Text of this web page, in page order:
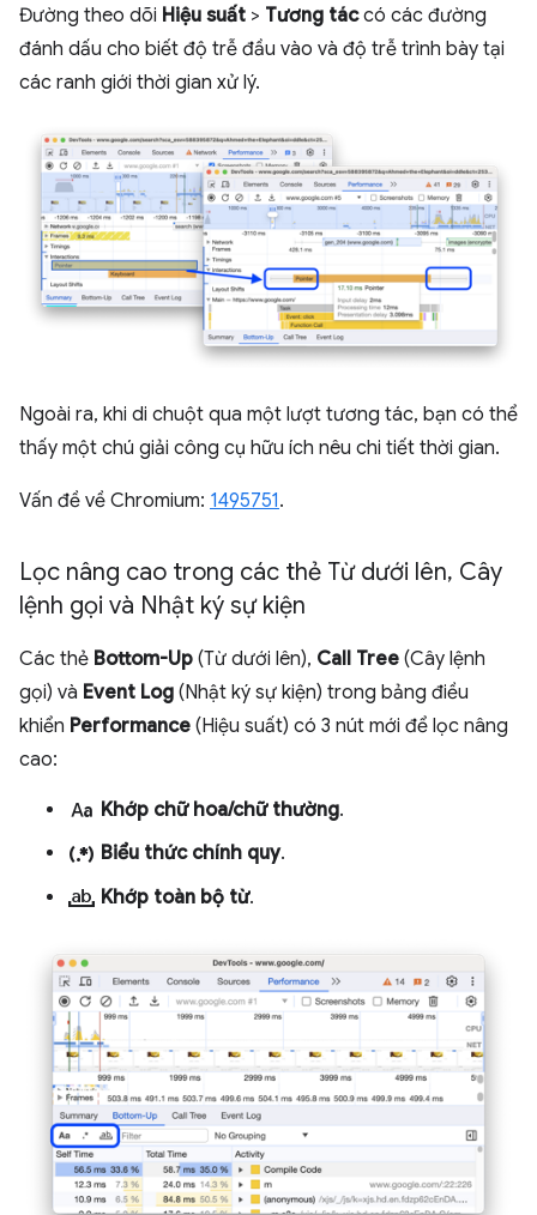
Đường theo dõi Hiệu suất > Tương táccó các đường
đánh dấu cho biết độ trễ đầu vào và độ trễ trình bày tại
các ranh giới thời gian xử lý.
Ngoài ra, khi di chuột qua một lượt tương tác, bạn có thể
thấy một chú giải công cụ hữu ích nêu chi tiết thời gian.
Vấn đề về Chromium: 1495751.
Lọc nâng cao trong các thẻ Từ dưới lên, Cây
lệnh gọi và Nhật ký sự kiện
Các thẻ Bottom-Up (Từ dưới lên), Call Tree (Cây lệnh
gọi) và Event Log (Nhật ký sự kiện) trong bảng điều
khiển Performance (Hiệu suất) có 3 nút mới để lọc nâng
cao:
match_case Khớp chữ hoa/chữ thường.
regular_expression Biểu thức chính quy.
match_word Khớp toàn bộ từ.